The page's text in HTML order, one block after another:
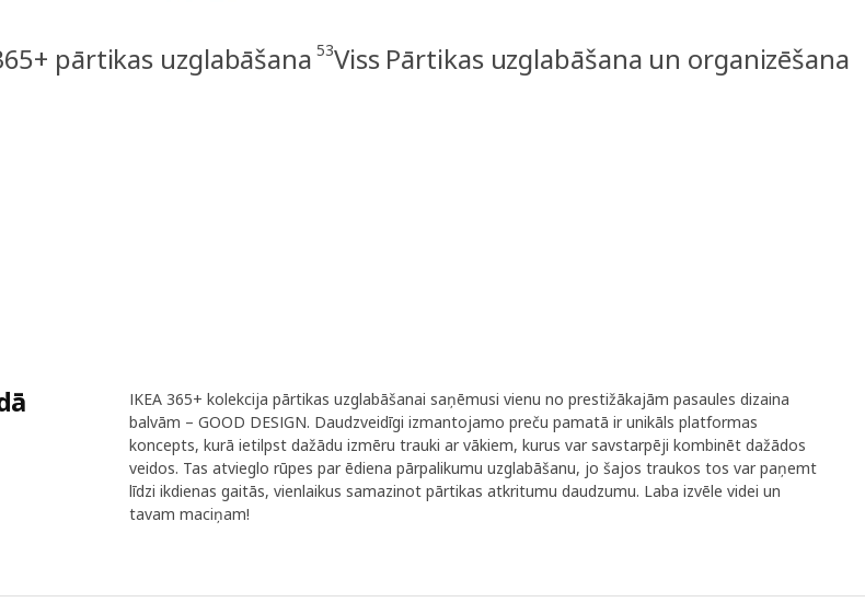
pārtikas uzglabāšana 53Viss Pārtikas uzglabāšana un organizēšana
IKEA 365+ kolekcija pārtikas uzglabāšanai saņēmusi vienu no prestižākajām pasaules dizaina
balvām – GOOD DESIGN. Daudzveidīgi izmantojamo preču pamatā ir unikāls platformas
koncepts, kurā ietilpst dažādu izmēru trauki ar vākiem, kurus var savstarpēji kombinēt dažādos
veidos. Tas atvieglo rūpes par ēdiena pārpalikumu uzglabāšanu, jo šajos traukos tos var paņemt
līdzi ikdienas gaitās, vienlaikus samazinot pārtikas atkritumu daudzumu. Laba izvēle videi un
tavam maciņam!